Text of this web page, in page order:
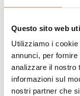
Questo sito web
Utilizziamo i
annunci, per
analizzare il nostro
informazioni sul
nostri partner che
Talenti
Tavolino Flow -
Prezzo su richiesta